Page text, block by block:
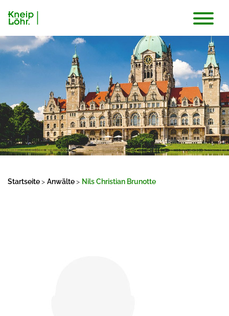
Startseite> Anwälte> Nils Christian Brunotte